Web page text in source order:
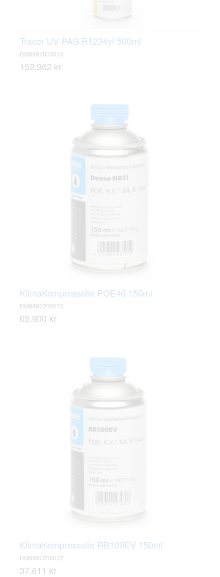
Tracer UV PAG R1234yf 500ml
DM8887600013
152.962 kr
KlimaKompressolie POE46 150ml
DM8887200073
65.900 kr
KlimaKompressolie RB100EV 150ml
DM8887200072
37.611 kr